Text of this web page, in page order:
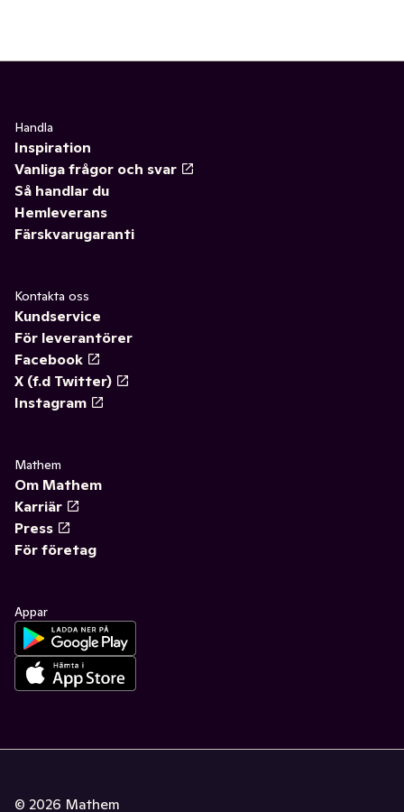
Handla
Inspiration
Vanliga frågor och svar
Så handlar du
Hemleverans
Färskvarugaranti
Kontakta oss
Kundservice
För leverantörer
Facebook
X (f.d Twitter)
Instagram
Mathem
Om Mathem
Karriär
Press
För företag
Appar
© 2026 Mathem